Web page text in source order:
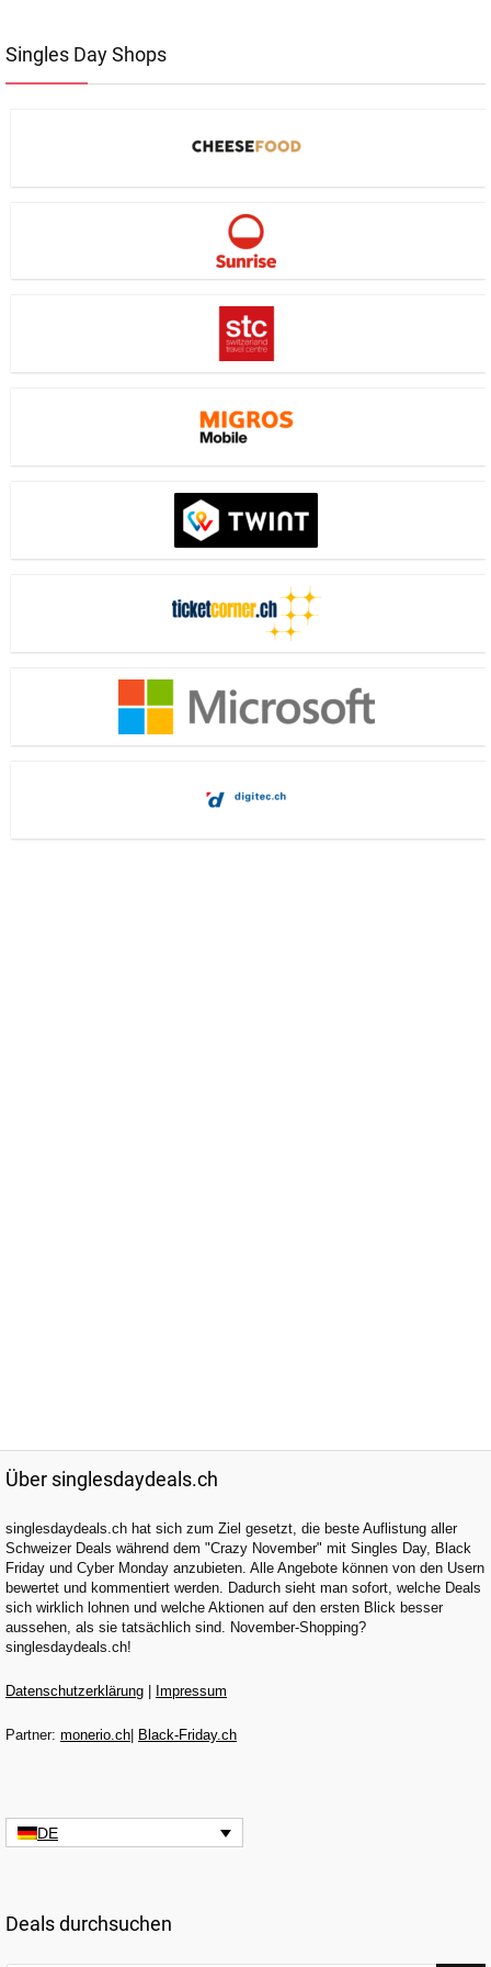
Singles Day Shops
Über singlesdaydeals.ch
singlesdaydeals.ch hat sich zum Ziel gesetzt, die beste Auflistung aller
Schweizer Deals während dem "Crazy November" mit Singles Day, Black
Friday und Cyber Monday anzubieten. Alle Angebote können von den Usern
bewertet und kommentiert werden. Dadurch sieht man sofort, welche Deals
sich wirklich lohnen und welche Aktionen auf den ersten Blick besser
aussehen, als sie tatsächlich sind. November-Shopping?
singlesdaydeals.ch!
Datenschutzerklärung Impressum
Partner: monerio.ch Black-Friday.ch
DE
Deals durchsuchen